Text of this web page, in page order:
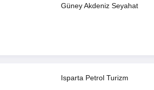
Güney Akdeniz Seyahat
Isparta Petrol Turizm